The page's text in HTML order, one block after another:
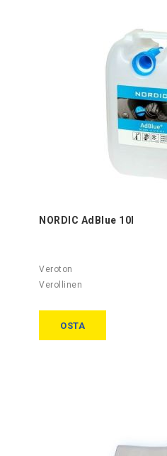
NORDIC AdBlue 10l
OSTA